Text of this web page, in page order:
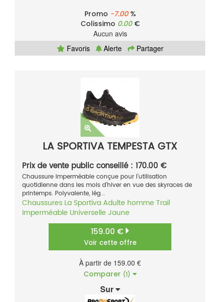
Promo -7.00%
Colissimo 0.00€
Aucun avis
Favoris
Alerte Partager
LA SPORTIVA TEMPESTA GTX
Prix de vente public conseillé : 170.00 €
Chaussure imperméable conçue pour l’utilisation
quotidienne dans les mois d’hiver en vue des skyraces de
printemps. Polyvalente, lég...
Chaussures La SportivaAdulte homme Trail
Imperméable Universelle Jaune
159.00 €
Voir cette offre
À partir de 159.00 €
Comparer (1)
Sur